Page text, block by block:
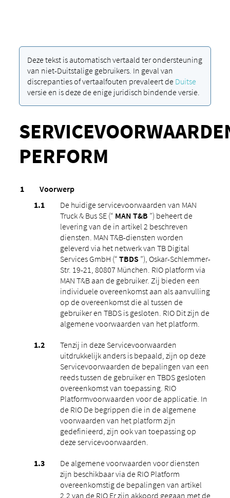
Deze tekst is automatisch vertaald ter ondersteuning
van niet-Duitstalige gebruikers. In geval van
discrepanties of vertaalfouten prevaleert de Duitse
versie en is deze de enige juridisch bindende versie.
PERFORM
Voorwerp
De huidige servicevoorwaarden van MAN
Truck & Bus SE (“ MAN T&B ”) beheert de
levering van de in artikel 2 beschreven
diensten. MAN T&B-diensten worden
geleverd via het netwerk van TB Digital
Services GmbH (“ TBDS ”), Oskar-Schlemmer-
Str. 19-21, 80807 München. RIO platform via
MAN T&B aan de gebruiker. Zij bieden een
individuele overeenkomst aan als aanvulling
op de overeenkomst die al tussen de
gebruiker en TBDS is gesloten. RIO Dit zijn de
algemene voorwaarden van het platform.
Tenzij in deze Servicevoorwaarden
uitdrukkelijk anders is bepaald, zijn op deze
Servicevoorwaarden de bepalingen van een
reeds tussen de gebruiker en TBDS gesloten
overeenkomst van toepassing. RIO
Platformvoorwaarden voor de applicatie. In
de RIO De begrippen die in de algemene
voorwaarden van het platform zijn
gedefinieerd, zijn ook van toepassing op
deze servicevoorwaarden.
De algemene voorwaarden voor diensten
zijn beschikbaar via de RIO Platform
overeenkomstig de bepalingen van artikel
2.2 van de RIO Er zijn akkoord gegaan met de